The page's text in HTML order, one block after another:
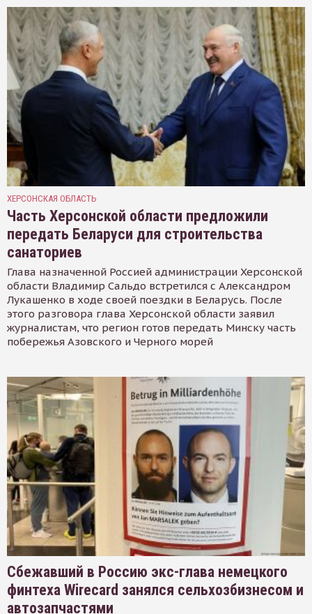
ХЕРСОНСКАЯ ОБЛАСТЬ
Часть Херсонской области предложили
передать Беларуси для строительства
санаториев
Глава назначенной Россией администрации Херсонской
области Владимир Сальдо встретился с Александром
Лукашенко в ходе своей поездки в Беларусь. После
этого разговора глава Херсонской области заявил
журналистам, что регион готов передать Минску часть
побережья Азовского и Черного морей
Сбежавший в Россию экс-глава немецкого
финтеха Wirecard занялся сельхозбизнесом и
автозапчастями